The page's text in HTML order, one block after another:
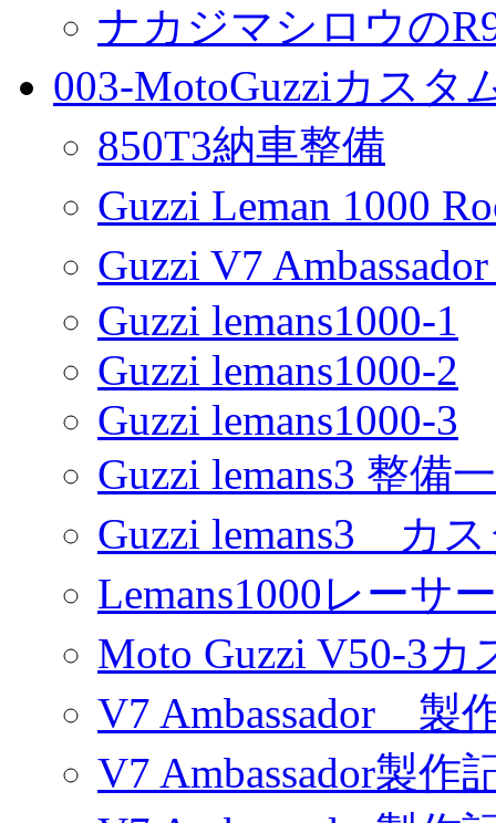
ナカジマシロウの
003-MotoGuzziカスタ
850T3納車整備
Guzzi Leman 1000
Guzzi V7
Guzzi lemans1000-1
Guzzi lemans1000-2
Guzzi lemans1000-3
Guzzi lemans3 整備
Guzzi lemans3 カ
Lemans1000レーサ
Moto Guzzi V50-3カ
V7 Ambassador 製
V7 Ambassador製作